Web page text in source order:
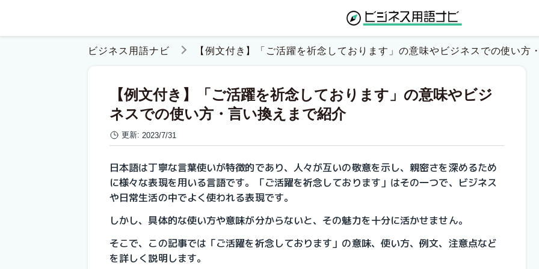
ビジネス用語ナビ 【例文付き】「ご活躍を祈念しております」の意味やビジネスでの使い方
【例文付き】「ご活躍を祈念しております」の意味やビジ
ネスでの使い方・言い換えまで紹介
更新: 2023/7/31
日本語は丁寧な言葉使いが特徴的であり、人々が互いの敬意を示し、親密さを深めるため
に様々な表現を用いる言語です。「ご活躍を祈念しております」はその一つで、ビジネス
や日常生活の中でよく使われる表現です。
しかし、具体的な使い方や意味が分からないと、その魅力を十分に活かせません。
そこで、この記事では「ご活躍を祈念しております」の意味、使い方、例文、注意点など
を詳しく説明します。